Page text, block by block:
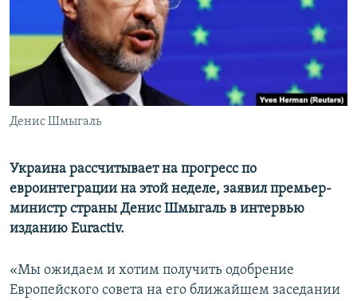
ПОБЕДИТЕЛЕЙ НЕ СУДЯТ?
КРЫМ.НЕПОКОРЕННЫЙ
ELIFBE
УКРАИНСКАЯ ПРОБЛЕМА КРЫМА
ПРИСОЕДИНЯЙТЕСЬ!
Все сайты RFE/RL
Денис Шмыгаль
Украина рассчитывает на прогресс по
евроинтеграции на этой неделе, заявил премьер-
министр страны Денис Шмыгаль в интервью
изданию Euractiv.
«Мы ожидаем и хотим получить одобрение
Европейского совета на его ближайшем заседании